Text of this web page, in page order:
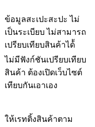
ข้อมูลสะเปะสะปะ ไม่
เป็นระเบียบ ไม่สามารถ
เปรียบเทียบสินค้าได้้
ไม่มีฟังก์ชันเปรียบเทียบ
สินค้า ต้องเปิดเว็บไซต์
เทียบกันเอาเอง
ให้เรทติ้งสินค้าตาม